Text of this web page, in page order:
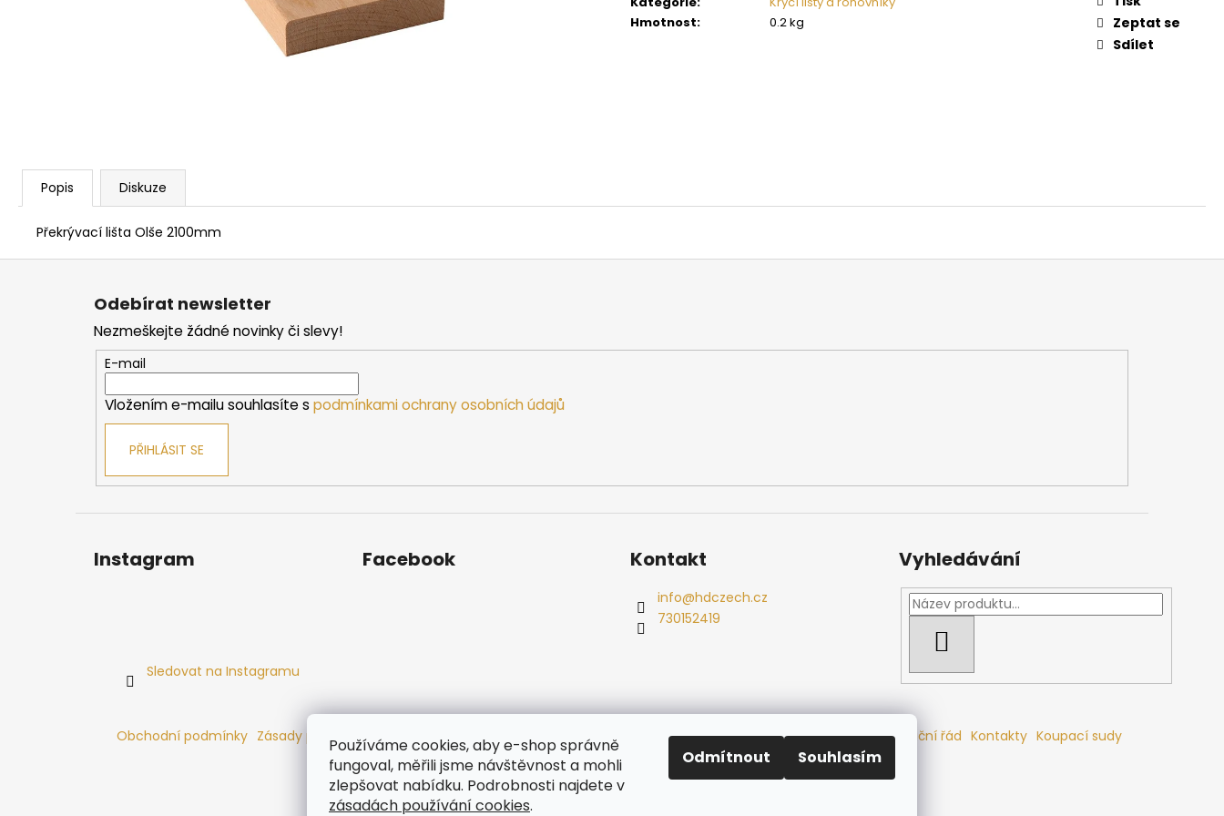
Používáme cookies, aby e-shop správně
fungoval, měřili jsme návštěvnost a mohli
zlepšovat nabídku. Podrobnosti najdete v
zásadách používání cookies.
Odmítnout Souhlasím
Hmotnost: 0.2 kg
Zeptat se
Sdílet
Popis Diskuze
Překrývací lišta Olše 2100mm
PARAFÍNOVÝ IMPREGNAČNÍ OLEJ SAUNOVÁ KAMNA NA DŘEVO HARVIA
LEGEND 300
SAUNOVÁ KAMNA NA DŘEVO HARVIA
Z
Odebírat newsletter
Nezmeškejte žádné novinky či slevy!
E-mail
Vložením e-mailu souhlasíte s podmínkami ochrany osobních údajů
PŘIHLÁSIT SE
Instagram
Sledovat na Instagramu
Facebook Kontakt
info@hdczech.cz
730152419
Vyhledávání
Obchodní podmínky Zásady používání cookies Ochrana osobních údajů Dřevěné sauny Odstoupení od smlouvy Reklamační řád Kontakty Koupací sudy
Radiátory